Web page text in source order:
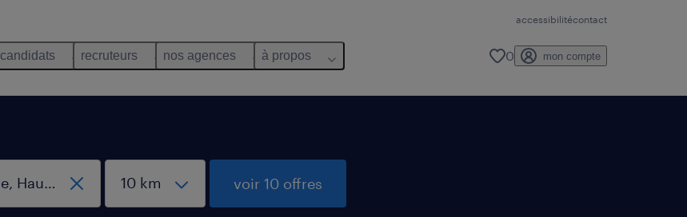
accessibilitécontact
candidats recruteurs nos agences à propos 0 mon compte
voir 10 offres